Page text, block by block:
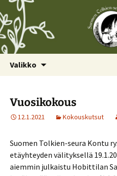
Valikko
Vuosikokous
12.1.2021 Kokouskutsut
Suomen Tolkien-seura Kontu
etäyhteyden välityksellä
aiemmin julkaistu Hobittilan